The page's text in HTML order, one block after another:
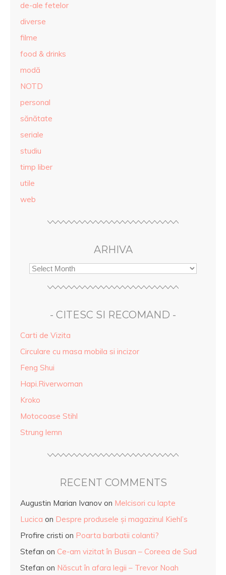
de-ale fetelor
diverse
filme
food & drinks
modă
NOTD
personal
sănătate
seriale
studiu
timp liber
utile
web
ARHIVA
- CITESC SI RECOMAND -
Carti de Vizita
Circulare cu masa mobila si incizor
Feng Shui
Hapi.Riverwoman
Kroko
Motocoase Stihl
Strung lemn
RECENT COMMENTS
Augustin Marian Ivanov on Melcisori cu lapte
Lucica on Despre produsele și magazinul Kiehl’s
Profire cristi on Poarta barbatii colanti?
Stefan on Ce-am vizitat în Busan – Coreea de Sud
Stefan on Născut în afara legii – Trevor Noah